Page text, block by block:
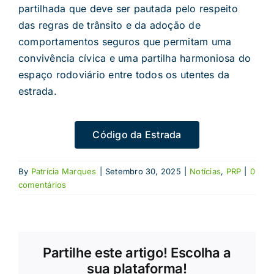
partilhada que deve ser pautada pelo respeito
das regras de trânsito e da adoção de
comportamentos seguros que permitam uma
convivência cívica e uma partilha harmoniosa do
espaço rodoviário entre todos os utentes da
estrada.
Código da Estrada
By Patrícia Marques Setembro 30, 2025 Notícias, PRP
0
comentários
Partilhe este artigo! Escolha a
sua plataforma!